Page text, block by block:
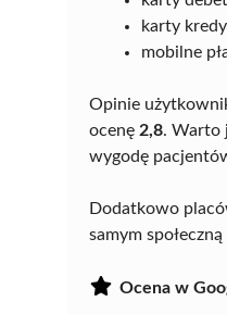
karty
mobilne
Opinie
ocenę 2,8. Warto
wygodę
Dodatkowo
samym
Ocena w